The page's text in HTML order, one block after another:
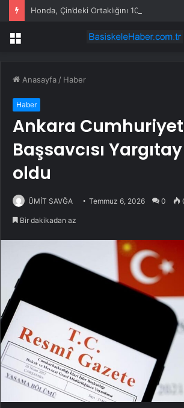
Honda, Çin’deki Ortaklığını 10 Yıl Uzattı
Menü
Anasayfa / Haber
Haber
Ankara Cumhuriyet
Başsavcısı
oldu
ÜMİT SAVĞA Temmuz 6, 2026 0
Bir dakikadan az